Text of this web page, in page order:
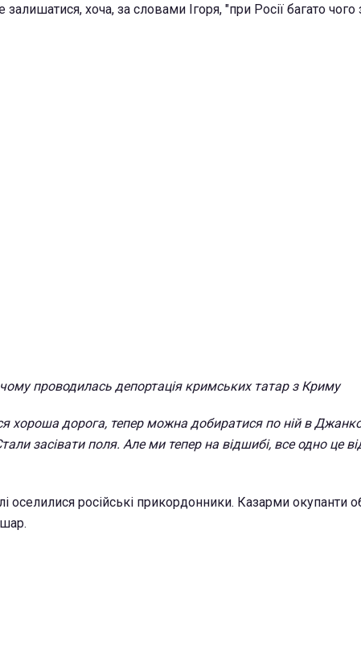
залишатися, хоча, за словами Ігоря, "при Росії багато чого
чому проводилась депортація кримських татар з Криму
хороша дорога, тепер можна добиратися по ній в
засівати поля. Але ми тепер на відшибі, все одно це
оселилися російські прикордонники. Казарми окупанти